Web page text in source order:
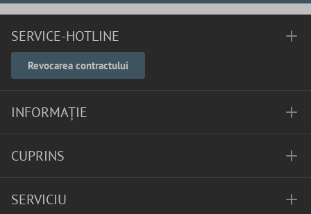
SERVICE-HOTLINE
Revocarea contractului
INFORMAȚIE
CUPRINS
SERVICIU